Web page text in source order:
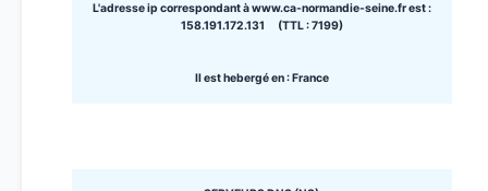
L'adresse ip correspondant à www.ca-normandie-seine.fr est :
158.191.172.131 (TTL : 7199)
Il est hebergé en : France